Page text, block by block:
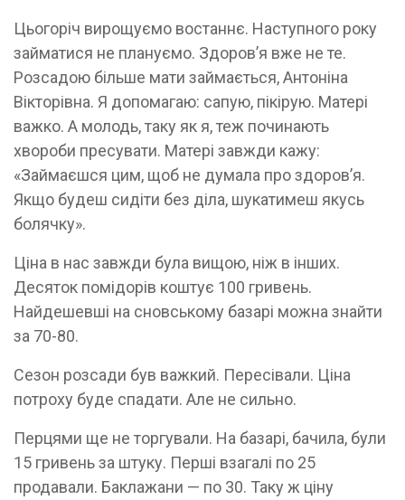
Цьогоріч вирощуємо востаннє. Наступного року
займатися не плануємо. Здоров’я вже не те.
Розсадою більше мати займається, Антоніна
Вікторівна. Я допомагаю: сапую, пікірую. Матері
важко. А молодь, таку як я, теж починають
хвороби пресувати. Матері завжди кажу:
«Займаєшся цим, щоб не думала про здоров’я.
Якщо будеш сидіти без діла, шукатимеш якусь
болячку».
Ціна в нас завжди була вищою, ніж в інших.
Десяток помідорів коштує 100 гривень.
Найдешевші на сновському базарі можна знайти
за 70-80.
Сезон розсади був важкий. Пересівали. Ціна
потроху буде спадати. Але не сильно.
Перцями ще не торгували. На базарі, бачила, були
15 гривень за штуку. Перші взагалі по 25
продавали. Баклажани — по 30. Таку ж ціну